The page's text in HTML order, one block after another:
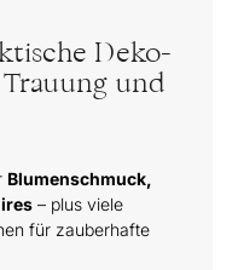
Deko-
und
Blumenschmuck,
– plus viele
für zauberhafte